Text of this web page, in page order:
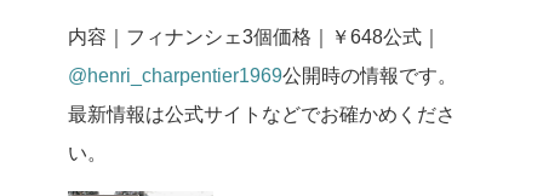
内容｜フィナンシェ3個価格｜￥648公式｜
@henri_charpentier1969公開時の情報です。
最新情報は公式サイトなどでお確かめくださ
い。